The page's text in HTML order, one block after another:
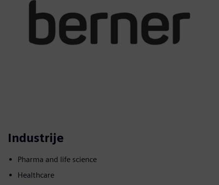
Industrije
Pharma and life science
Healthcare